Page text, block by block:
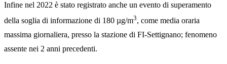
Infine nel 2022 è stato registrato anche un evento di superamento
della soglia di informazione di 180 µg/m3, come media oraria
massima giornaliera, presso la stazione di FI-Settignano; fenomeno
assente nei 2 anni precedenti.